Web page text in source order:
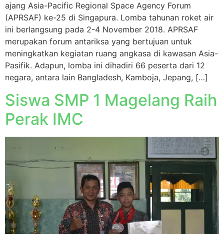
ajang Asia-Pacific Regional Space Agency Forum
(APRSAF) ke-25 di Singapura. Lomba tahunan roket air
ini berlangsung pada 2-4 November 2018. APRSAF
merupakan forum antariksa yang bertujuan untuk
meningkatkan kegiatan ruang angkasa di kawasan Asia-
Pasifik. Adapun, lomba ini dihadiri 66 peserta dari 12
negara, antara lain Bangladesh, Kamboja, Jepang, […]
Siswa SMP 1 Magelang Raih
Perak IMC